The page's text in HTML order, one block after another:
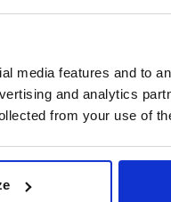
media features and to
and analytics
from your use of
selectie designmeubelen
Onder andere
Jeux Artisanzijn nu extra
geheel naar wens samen te